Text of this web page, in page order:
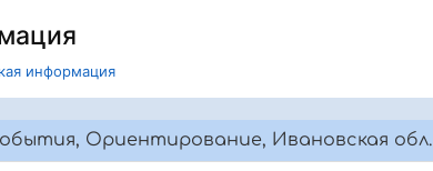
информация
Ориентирование, Ивановская обл.